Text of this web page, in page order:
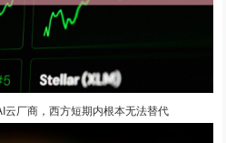
厂商，西方短期内根本无法替代